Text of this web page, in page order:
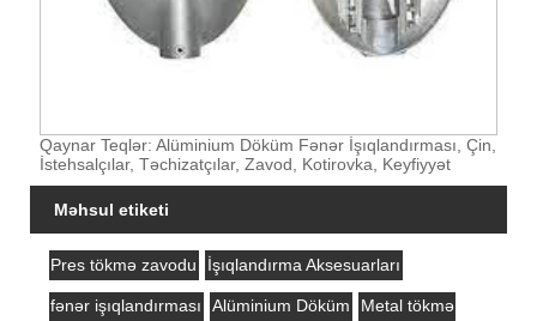
Qaynar Teqlər: Alüminium Döküm Fənər İşıqlandırması, Çin,
İstehsalçılar, Təchizatçılar, Zavod, Kotirovka, Keyfiyyət
Məhsul etiketi
Pres tökmə zavodu İşıqlandırma Aksesuarları
fənər işıqlandırması Alüminium Döküm Metal tökmə